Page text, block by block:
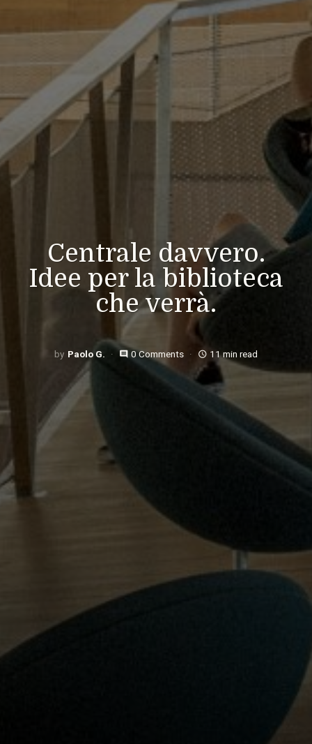
Centrale davvero.
Idee per la biblioteca
che verrà.
Paolo G. comment 0 Comments access_time 11 min read